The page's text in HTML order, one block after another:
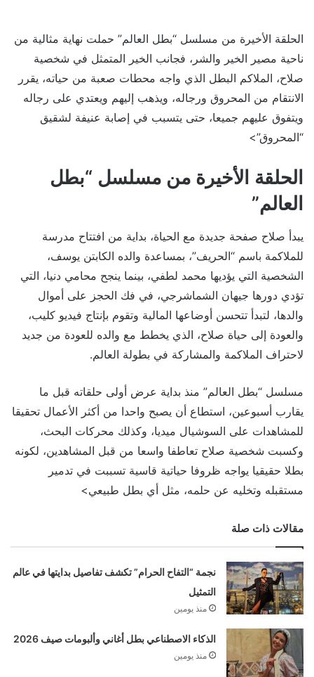
الحلقة الأخيرة من مسلسل “بطل العالم” حملت نهاية مثالية من
ناحية مصير الخير والشر، فجانب الخير المتمثل في شخصية
صلاح، الملاكم البطل الذي واجه محطات صعبة من حياته، يقرر
الانتقام من المحروق ورجاله، ويذهب إليهم ويعتدي على رجاله
ويتفوق عليهم جميعا، حتى يتسبب في إصابة عنيفة لشقيق
“المحروق”>
الحلقة الأخيرة من مسلسل “بطل
العالم”
يبدأ صلاح صفحة جديدة مع الحياة، بداية من افتتاح مدرسة
للملاكمة باسم “الحريف”، بمساعدة والده الكابتن يوسف،
الشخصية التي يؤديها محمد لطفي، بينما ينجح محامي دنيا، التي
تؤدي دورها جيهان الشماشرجي، في فك الحجز على أموال
والدها، لتبدأ تتحسن أوضاعها المالية وتقوم بإنتاج فيديو كليب،
والعودة إلى حياة صلاح، الذي يخطط مع والده للعودة من جديد
لاحتراف الملاكمة والمشاركة في بطولة العالم.
مسلسل “بطل العالم” منذ بداية عرض أولى حلقاته قبل ما
يقارب أسبوعين، استطاع أن يصبح واحدا من أكثر الأعمال تحقيقا
للمشاهدات على السوشيال ميديا، وكذلك محركات البحث،
وكسبت شخصية صلاح تعاطفا واسعا من قبل المشاهدين، لكونه
بطلا حقيقيا يواجه ظروفا حياتية قاسية تسببت في تدمير
مستقبله وتخليه عن حلمه، مثل أي بطل طبيعي>
مقالات ذات صلة
نجمة “التفاح الحرام” تكشف تفاصيل بدايتها في عالم
التمثيل
منذ يومين
الذكاء الاصطناعي بطل أغاني وألبومات صيف 2026
منذ يومين